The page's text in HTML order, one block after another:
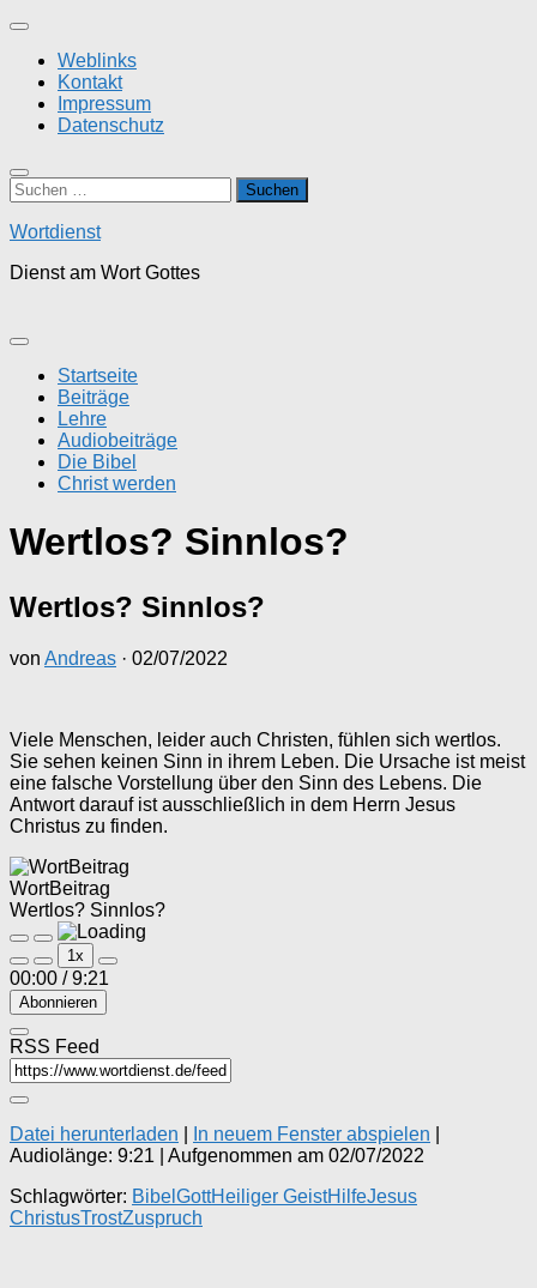
Zum
springenWeblinks
Kontakt
Impressum
Datenschutz
Suchen
nach:
Wortdienst
Dienst am Wort Gottes
Startseite
Beiträge
Lehre
Audiobeiträge
Die Bibel
Christ werden
Wertlos? Sinnlos?
Wertlos? Sinnlos?
von Andreas · 02/07/2022
Viele Menschen, leider auch Christen, fühlen sich wertlos.
Sie sehen keinen Sinn in ihrem Leben. Die Ursache ist meist
eine falsche Vorstellung über den Sinn des Lebens. Die
Antwort darauf ist ausschließlich in dem Herrn Jesus
Christus zu finden.
WortBeitrag
Wertlos? Sinnlos?
Play
Episode
Pause
Episode
1x
00:00 / 9:21
Abonnieren
RSS Feed
Datei herunterladen In neuem Fenster abspielen
Audiolänge: 9:21
Aufgenommen am 02/07/2022
Schlagwörter: Bibel GottHeiliger GeistHilfeJesus
ChristusTrostZuspruch